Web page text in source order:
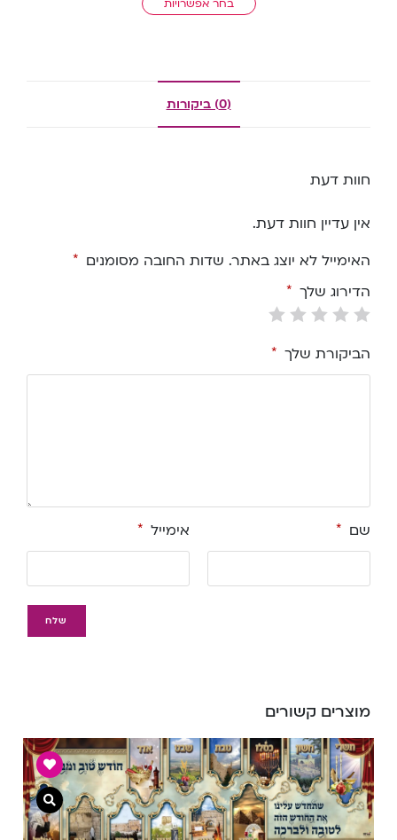
בחר אפשרויות
(0) ביקורות
חוות דעת
אין עדיין חוות דעת.
האימייל לא יוצג באתר. שדות החובה מסומנים *
הדירוג שלך *
הביקורת שלך *
שם * אימייל *
מוצרים קשורים
צפייה